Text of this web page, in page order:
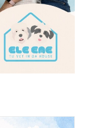
PPP
Domicilio